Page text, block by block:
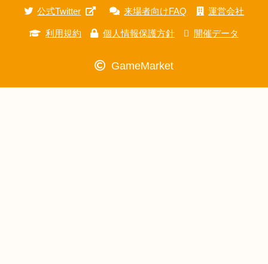
公式Twitter 来場者向けFAQ 運営会社
利用規約 個人情報保護方針 開催データ
GameMarket